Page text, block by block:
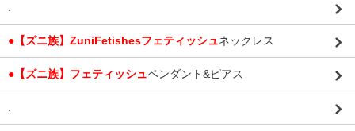
.
●【ズニ族】ZuniFetishesフェティッシュネックレス
●【ズニ族】フェティッシュペンダント&ピアス
.